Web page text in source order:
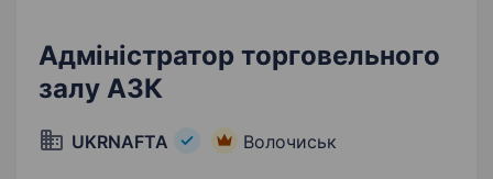
Адміністратор торговельного
залу АЗК
UKRNAFTA Волочиськ